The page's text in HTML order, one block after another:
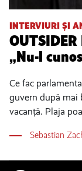
INTERVIURI ȘI
„Nu-l
Ce fac
guvern după mai
vacanță. Plaja
Sebastian